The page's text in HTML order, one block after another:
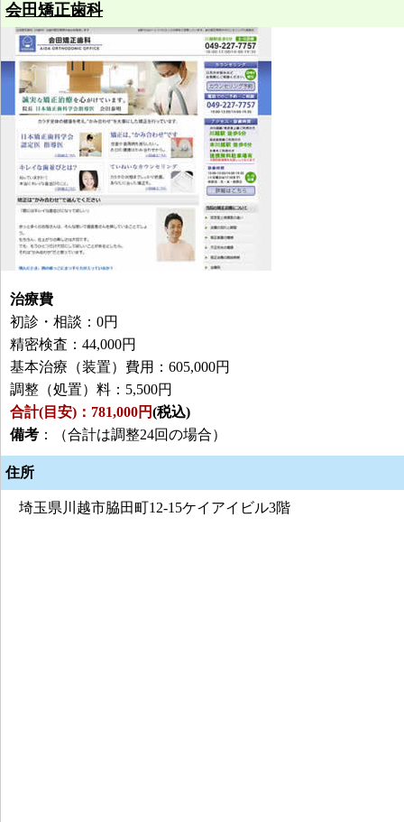
会田矯正歯科
治療費
初診・相談：0円
精密検査：44,000円
基本治療（装置）費用：605,000円
調整（処置）料：5,500円
合計(目安)：781,000円(税込)
備考 ：（合計は調整24回の場合）
住所
埼玉県川越市脇田町12-15ケイアイビル3階